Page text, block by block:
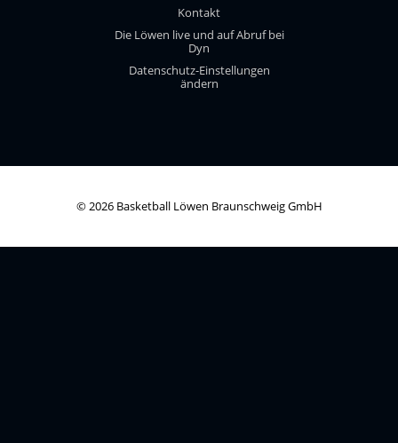
Kontakt
Die Löwen live und auf Abruf bei
Dyn
Datenschutz-Einstellungen
ändern
© 2026 Basketball Löwen Braunschweig GmbH